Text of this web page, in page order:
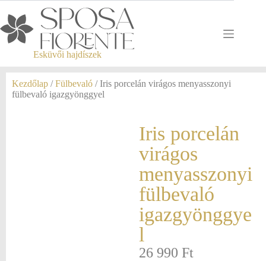
Esküvői hajdíszek
Kezdőlap /Fülbevaló / Iris porcelán virágos menyasszonyi
fülbevaló igazgyönggyel
Iris porcelán
virágos
menyasszonyi
fülbevaló
igazgyönggye
l
26 990 Ft